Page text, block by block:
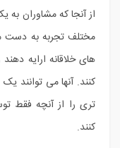
از آنجا که مشاوران
مختلف تجربه به دست
های خلاقانه ارایه
کنند. آنها می توانند
تری را از آنچه فقط
کنند.